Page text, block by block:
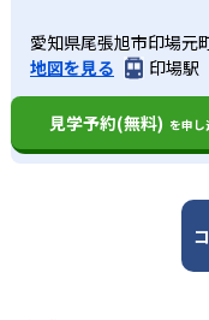
横須賀高校 -
名東高校 -
昭和高校 -
-
豊田工科高校 -
愛知県尾張旭市印場元
地図を見る
印場駅
見学予約(無料) を申し